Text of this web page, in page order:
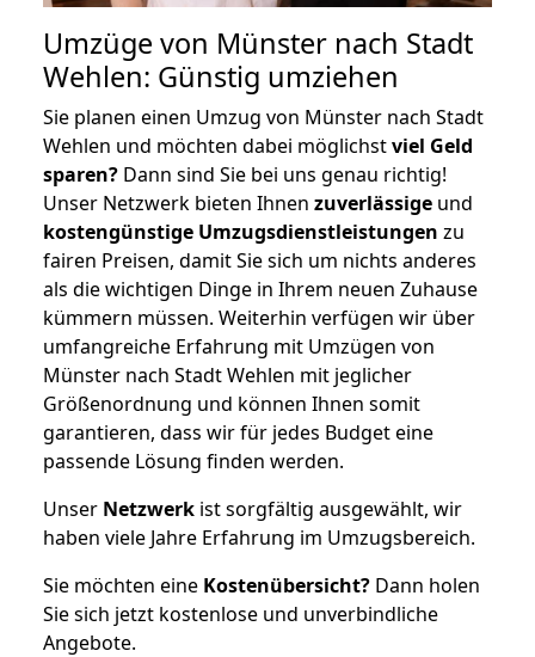
Umzüge von Münster nach Stadt
Wehlen: Günstig umziehen
Sie planen einen Umzug von Münster nach Stadt
Wehlen und möchten dabei möglichstviel Geld
sparen? Dann sind Sie bei uns genau richtig!
Unser Netzwerk bieten Ihnen zuverlässige und
kostengünstige Umzugsdienstleistungen zu
fairen Preisen, damit Sie sich um nichts anderes
als die wichtigen Dinge in Ihrem neuen Zuhause
kümmern müssen. Weiterhin verfügen wir über
umfangreiche Erfahrung mit Umzügen von
Münster nach Stadt Wehlen mit jeglicher
Größenordnung und können Ihnen somit
garantieren, dass wir für jedes Budget eine
passende Lösung finden werden.
Unser Netzwerk ist sorgfältig ausgewählt, wir
haben viele Jahre Erfahrung im Umzugsbereich.
Sie möchten eine Kostenübersicht? Dann holen
Sie sich jetzt kostenlose und unverbindliche
Angebote.